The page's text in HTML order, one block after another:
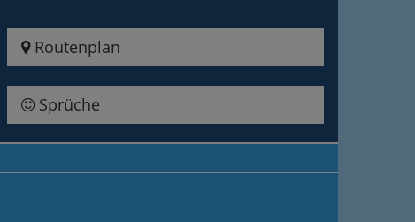
Routenplan
Sprüche